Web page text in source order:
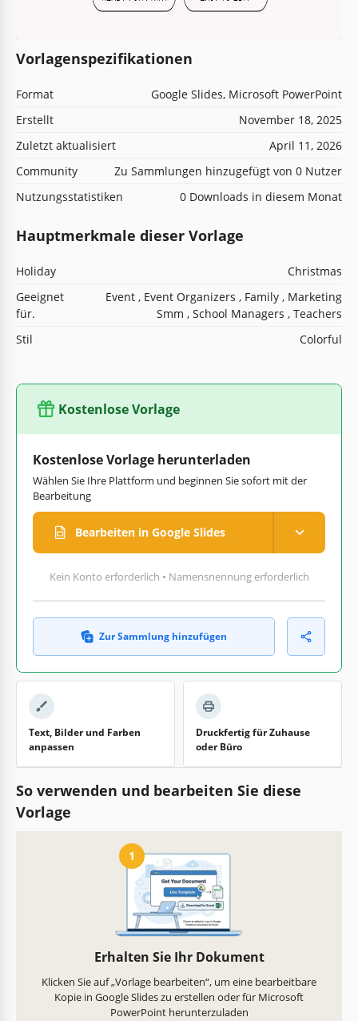
Vorlagenspezifikationen
Format
Google Slides, Microsoft PowerPoint
Erstellt
November 18, 2025
Zuletzt aktualisiert
April 11, 2026
Community
Zu Sammlungen hinzugefügt von 0 Nutzer
Nutzungsstatistiken
0 Downloads in diesem Monat
Hauptmerkmale dieser Vorlage
Holiday
Christmas
Geeignet
für.
Event , Event Organizers , Family , Marketing
Smm , School Managers , Teachers
Stil
Colorful
Kostenlose Vorlage
Kostenlose Vorlage herunterladen
Wählen Sie Ihre Plattform und beginnen Sie sofort mit der
Bearbeitung
Bearbeiten in Google Slides
Kein Konto erforderlich • Namensnennung erforderlich
Zur Sammlung hinzufügen
Text, Bilder und Farben
anpassen
Druckfertig für Zuhause
oder Büro
So verwenden und bearbeiten Sie diese
Vorlage
1
Erhalten Sie Ihr Dokument
Klicken Sie auf „Vorlage bearbeiten“, um eine bearbeitbare
Kopie in Google Slides zu erstellen oder für Microsoft
PowerPoint herunterzuladen